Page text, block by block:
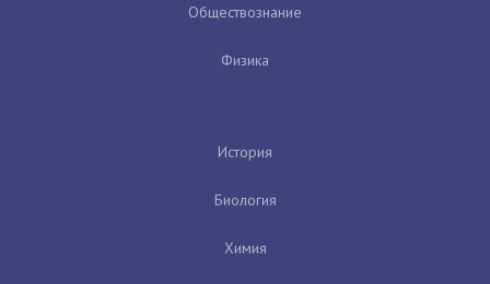
Обществознание
Физика
История
Биология
Химия